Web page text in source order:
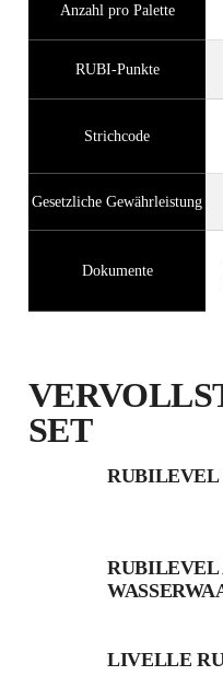
Anzahl pro Palette
RUBI-Punkte
Strichcode
Gesetzliche Gewährleistung
Dokumente
SET
RUBILEVEL
RUBILEVEL
LIVELLE